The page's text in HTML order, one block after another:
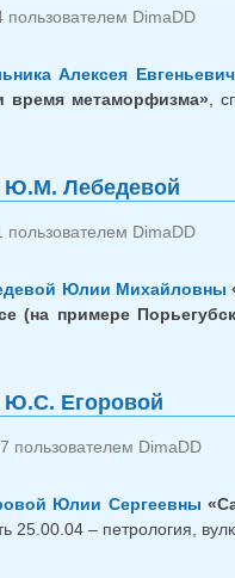
пользователем DimaDD
Алексея
время метаморфизма» ,
Ю.М. Лебедевой
пользователем DimaDD
Юлии Михайловны
(на примере
Ю.С. Егоровой
пользователем DimaDD
Юлии Сергеевны
25.00.04 – петрология,